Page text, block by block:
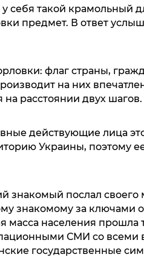
себя такой крамольный
предмет. В ответ
флаг страны,
на них
расстоянии двух шагов.
действующие лица
Украины, поэтому
знакомый послал своего
знакомому за ключами
масса населения прошла
СМИ со
государственные